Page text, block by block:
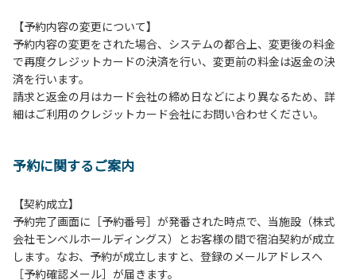
【当ベースキャンプでの禁止事項】
１．花火（手持ちや打ち上げなど全て）。
２．地面への直火による焚き火、BBQ、キャンプファイヤ
ー。
３．ボールなどを使った野球、キャッチボール・サッカーな
周辺の広場で行ってください。
となりますので、絶対に行わないでください。
４．大きな音で音楽や楽器などを鳴らす行為 但し貸切イベン
トは除く。
５．発電機の使用 但し貸切イベントは除く。
６．申込みされたサイト以外のサイトの利用や共用部（シャ
【予約内容の変更について】
予約内容の変更をされた場合、システムの都合上、変更後の料金
で再度クレジットカードの決済を行い、変更前の料金は返金の決
済を行います。
請求と返金の月はカード会社の締め日などにより異なるため、詳
細はご利用のクレジットカード会社にお問い合わせください。
予約に関するご案内
【契約成立】
予約完了画面に［予約番号］が発番された時点で、当施設（株式
会社モンベルホールディングス）とお客様の間で宿泊契約が成立
します。なお、予約が成立しますと、登録のメールアドレスへ
［予約確認メール］が届きます。